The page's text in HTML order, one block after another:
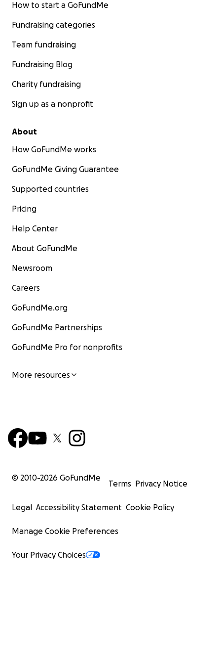
How to start a GoFundMe
Fundraising categories
Team fundraising
Fundraising Blog
Charity fundraising
Sign up as a nonprofit
About
How GoFundMe works
GoFundMe Giving Guarantee
Supported countries
Pricing
Help Center
About GoFundMe
Newsroom
Careers
GoFundMe.org
GoFundMe Partnerships
GoFundMe Pro for nonprofits
More resources
© 2010-2026 GoFundMe
Terms Privacy Notice
Legal Accessibility Statement Cookie Policy
Manage Cookie Preferences
Your Privacy Choices